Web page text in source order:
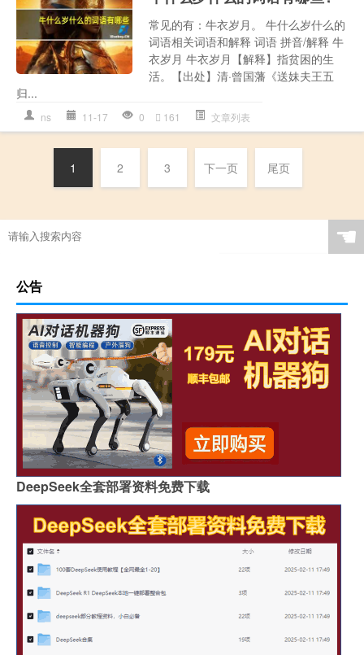
常见的有：牛衣岁月。 牛什么岁什么的
词语相关词语和解释 词语 拼音/解释 牛
衣岁月 牛衣岁月【解释】指贫困的生
活。【出处】清·曾国藩《送妹夫王五
归...
ns 11-17 0 161 文章列表
1 2 3 下一页 尾页
☚
公告
DeepSeek全套部署资料免费下载